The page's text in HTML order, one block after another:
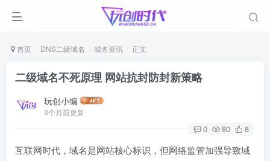
首页 DNS二级域名 域名资讯 正文
二级域名不死原理 网站抗封防封新策略
玩创小编
3个月前更新
0 80 8
互联网时代，域名是网站核心标识，但网络监管加强导致域